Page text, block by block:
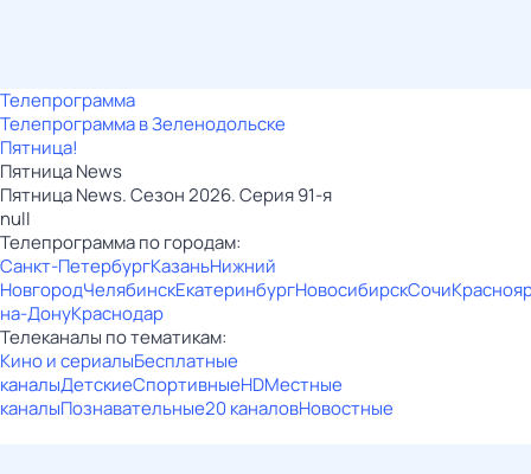
Телепрограмма
Телепрограмма в Зеленодольске
Пятница!
Пятница News
Пятница News. Сезон 2026. Серия 91-я
null
Телепрограмма по городам:
Санкт-ПетербургКазаньНижний
НовгородЧелябинскЕкатеринбургНовосибирскСочи
на-ДонуКраснодар
Телеканалы по тематикам:
Кино и сериалыБесплатные
каналыДетскиеСпортивныеHDМестные
каналыПознавательные20 каналовНовостные